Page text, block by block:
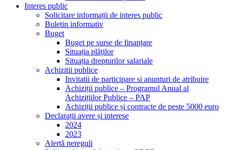
Interes public
Solicitare informații de interes public
Buletin informativ
Buget
Buget pe surse de finanțare
Situația plăților
Situația drepturilor salariale
Achizitii publice
Invitatii de participare si anunturi de atribuire
Achiziții publice – Programul Anual al
Achizițiilor Publice – PAP
Achiziții publice și contracte de peste 5000 euro
Declarații avere și interese
2024
2023
Alertă nereguli